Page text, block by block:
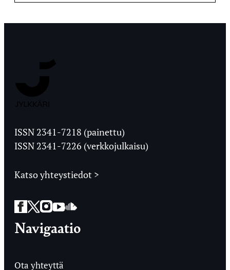
Ylioppilaslehti
ISSN 2341-7218 (painettu)
ISSN 2341-7226 (verkkojulkaisu)
Katso yhteystiedot >
Facebook
Twitter
Instagram
YouTube
SoundCloud
Navigaatio
Ota yhteyttä